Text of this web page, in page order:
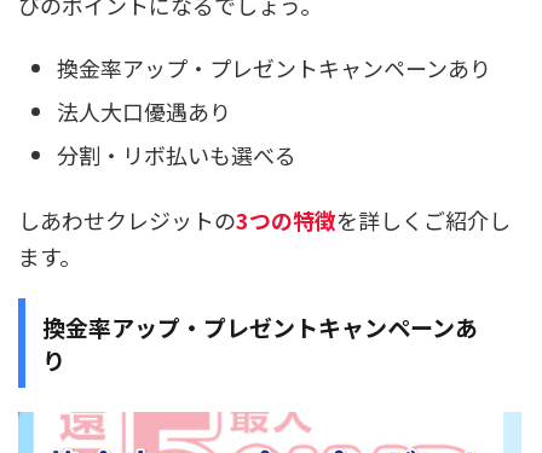
換金率アップ・プレゼントキャンペーンあり
法人大口優遇あり
分割・リボ払いも選べる
しあわせクレジットの3つの特徴を詳しくご紹介し
ます。
換金率アップ・プレゼントキャンペーンあ
り